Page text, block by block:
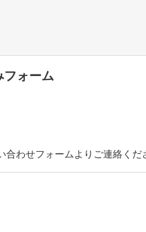
フォーム
わせフォームよりご連絡くだ